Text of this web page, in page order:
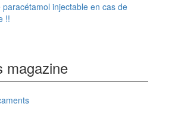
injectable en cas de
!!
magazine